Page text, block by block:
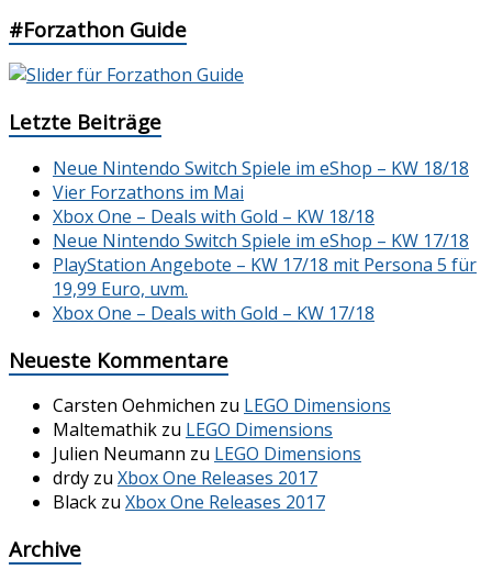
#Forzathon Guide
Letzte Beiträge
Neue Nintendo Switch Spiele im eShop – KW 18/18
Vier Forzathons im Mai
Xbox One – Deals with Gold – KW 18/18
Neue Nintendo Switch Spiele im eShop – KW 17/18
PlayStation Angebote – KW 17/18 mit Persona 5 für
19,99 Euro, uvm.
Xbox One – Deals with Gold – KW 17/18
Neueste Kommentare
Carsten Oehmichen zu LEGO Dimensions
Maltemathik zu LEGO Dimensions
Julien Neumann zu LEGO Dimensions
drdy zu Xbox One Releases 2017
Black zu Xbox One Releases 2017
Archive